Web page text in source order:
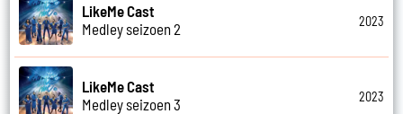
LikeMe Cast
Medley seizoen 2
2023
LikeMe Cast
Medley seizoen 3
2023